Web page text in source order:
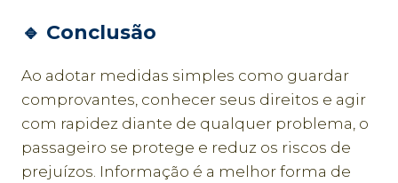
🔹 Conclusão
Ao adotar medidas simples como guardar
comprovantes, conhecer seus direitos e agir
com rapidez diante de qualquer problema, o
passageiro se protege e reduz os riscos de
prejuízos. Informação é a melhor forma de